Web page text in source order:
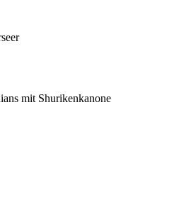
mit Shurikenkanone